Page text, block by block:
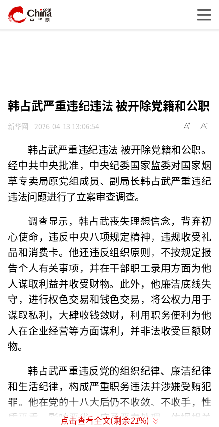
韩占武严重违纪违法 被开除党籍和公职
新华网 2026-04-13 13:06:54
韩占武严重违纪违法 被开除党籍和公职。
经中共中央批准，中央纪委国家监委对国家烟
草专卖局原党组成员、副局长韩占武严重违纪
违法问题进行了立案审查调查。
调查显示，韩占武丧失理想信念，背弃初
心使命，违反中央八项规定精神，违规收受礼
品和消费卡。他还违反组织原则，不按规定报
告个人有关事项，并在干部职工录用方面为他
人谋取利益并收受财物。此外，他廉洁底线失
守，进行权色交易和钱色交易，将公权力用于
谋取私利，大肆收钱敛财，利用职务便利为他
人在企业经营等方面谋利，并非法收受巨额财
物。
韩占武严重违反党的组织纪律、廉洁纪律
和生活纪律，构成严重职务违法并涉嫌受贿犯
罪。他在党的十八大后仍不收敛、不收手，性
质严重，影响恶劣，应予严肃处理。依据相关
点击查看全文(剩余21%)